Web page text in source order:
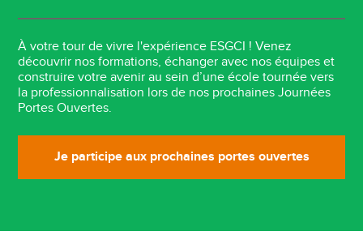
À votre tour de vivre l'expérience ESGCI ! Venez
découvrir nos formations, échanger avec nos équipes et
construire votre avenir au sein d’une école tournée vers
la professionnalisation lors de nos prochaines Journées
Portes Ouvertes.
Je participe aux prochaines portes ouvertes